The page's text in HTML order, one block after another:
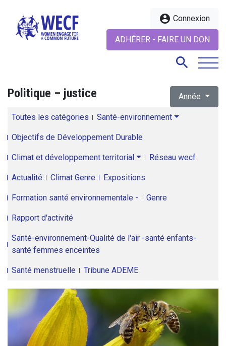
account_circle Connexion
ADHÉRER - FAIRE UN DON
search
Politique – justice Année
Toutes les catégories Santé-environnement
Objectifs de Développement Durable
Climat et développement territorial Réseau wecf
Actualité Climat Genre Expositions
Formation santé environnementale - Genre
Rapport d'activité
Santé-environnement-Qualité de l'air -santé enfants-
santé femmes enceintes
Santé menstruelle Tribune ADEME